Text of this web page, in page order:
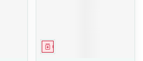
Geneesmiddel